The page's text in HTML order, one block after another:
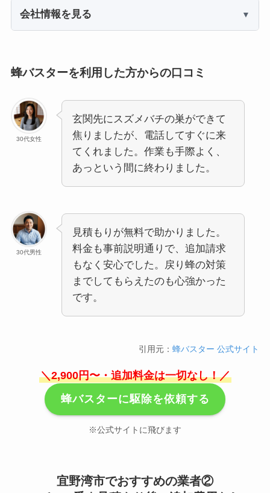
会社情報を見る
蜂バスターを利用した方からの口コミ
30代女性
玄関先にスズメバチの巣ができて
焦りましたが、電話してすぐに来
てくれました。作業も手際よく、
あっという間に終わりました。
30代男性
見積もりが無料で助かりました。
料金も事前説明通りで、追加請求
もなく安心でした。戻り蜂の対策
までしてもらえたのも心強かった
です。
引用元：蜂バスター 公式サイト
＼2,900円〜・追加料金は一切なし！／
蜂バスターに駆除を依頼する
※公式サイトに飛びます
宜野湾市でおすすめの業者②